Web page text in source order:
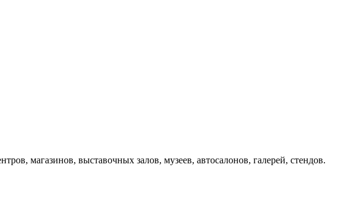
магазинов, выставочных залов, музеев, автосалонов, галерей, стендов.